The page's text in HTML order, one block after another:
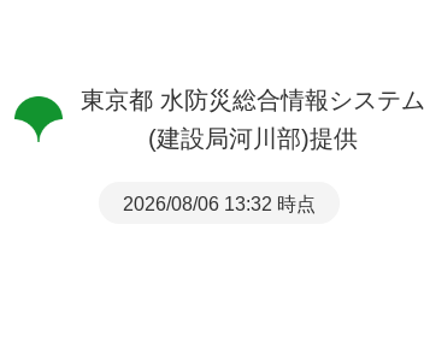
東京都 水防災総合情報システム
(建設局河川部)提供
2026/08/06 13:32 時点